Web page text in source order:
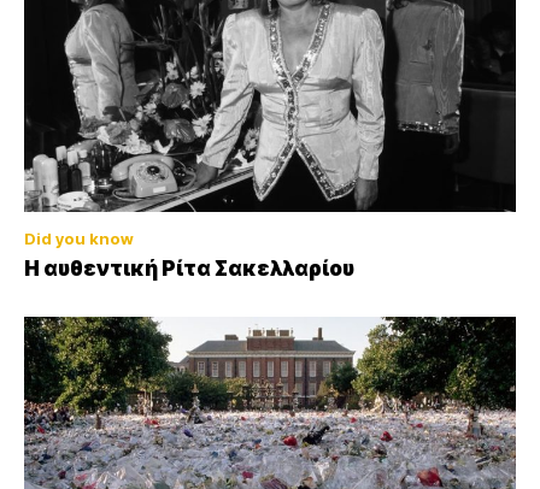
Did you know
Η αυθεντική Ρίτα Σακελλαρίου